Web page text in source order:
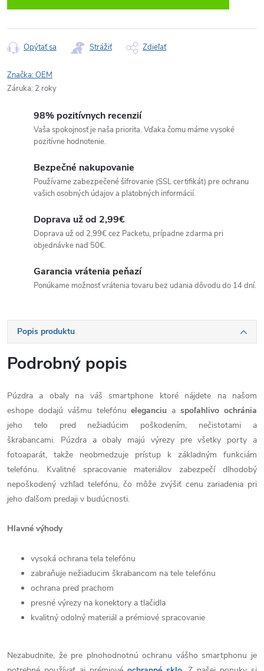
Opýtať sa Strážiť Zdieľať
Značka:OEM
Záruka: 2 roky
98% pozitívnych recenzií
Vaša spokojnosť je naša priorita. Vďaka čomu máme vysoké
pozitívne hodnotenie.
Bezpečné nakupovanie
Používame zabezpečené šifrovanie (SSL certifikát) pre ochranu
vašich osobných údajov a platobných informácií.
Doprava už od 2,99€
Doprava už od 2,99€ cez Packetu, prípadne zdarma pri
objednávke nad 50€.
Garancia vrátenia peňazí
Ponúkame možnosť vrátenia tovaru bez udania dôvodu do 14 dní.
Popis produktu
Podrobný popis
Púzdra a obaly na váš smartphone ktoré nájdete na našom
eshope dodajú vášmu telefónueleganciu aspoľahlivo ochránia
jeho telo pred nežiadúcim poškodením, nečistotami a
škrabancami. Púzdra a obaly majú výrezy pre všetky porty a
fotoaparát, takže neobmedzuje prístup k základným funkciám
telefónu. Kvalitné spracovanie materiálov zabezpečí dlhodobý
nepoškodený vzhľad telefónu, čo môže zvýšiť cenu zariadenia pri
jeho ďalšom predaji v budúcnosti.
Hlavné výhody
vysoká ochrana tela telefónu
zabraňuje nežiaducim škrabancom na tele telefónu
ochrana pred prachom
presné výrezy na konektory a tlačidla
kvalitný odolný materiál a prémiové spracovanie
Nezabudnite, že pre plnohodnotnú ochranu vášho smartphonu je